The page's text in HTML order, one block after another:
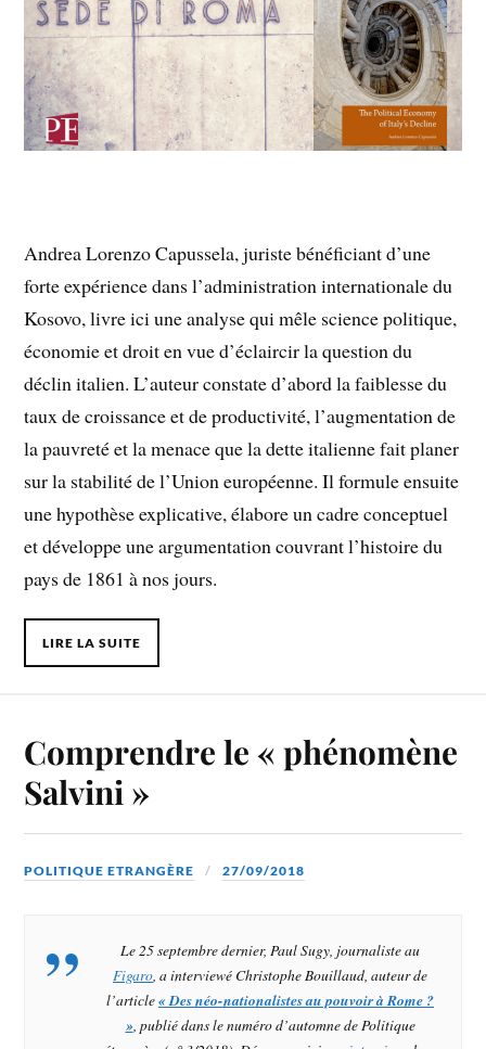
Andrea Lorenzo Capussela, juriste bénéficiant d’une
forte expérience dans l’administration internationale du
Kosovo, livre ici une analyse qui mêle science politique,
économie et droit en vue d’éclaircir la question du
déclin italien. L’auteur constate d’abord la faiblesse du
taux de croissance et de productivité, l’augmentation de
la pauvreté et la menace que la dette italienne fait planer
sur la stabilité de l’Union européenne. Il formule ensuite
une hypothèse explicative, élabore un cadre conceptuel
et développe une argumentation couvrant l’histoire du
pays de 1861 à nos jours.
LIRE LA SUITE
Comprendre le « phénomène
Salvini »
POLITIQUE ETRANGÈRE 27/09/2018
Le 25 septembre dernier, Paul Sugy, journaliste au
Figaro , a interviewé Christophe Bouillaud, auteur de
l’article« Des néo-nationalistes au pouvoir à Rome ?
» , publié dans le numéro d’automne de Politique